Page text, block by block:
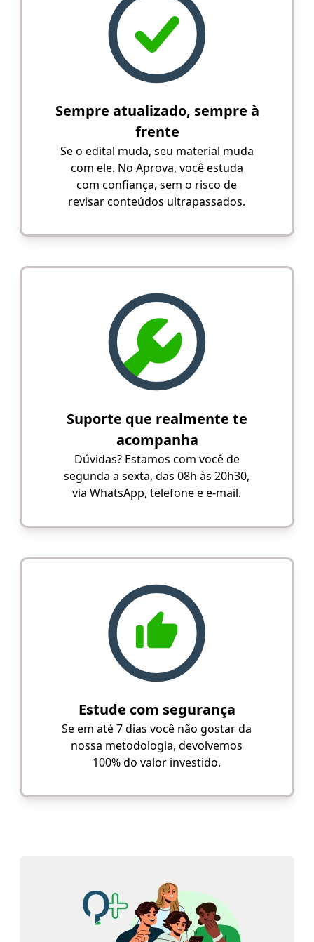
Sempre atualizado, sempre à
frente
Se o edital muda, seu material muda
com ele. No Aprova, você estuda
com confiança, sem o risco de
revisar conteúdos ultrapassados.
Suporte que realmente te
acompanha
Dúvidas? Estamos com você de
segunda a sexta, das 08h às 20h30,
via WhatsApp, telefone e e-mail.
Estude com segurança
Se em até 7 dias você não gostar da
nossa metodologia, devolvemos
100% do valor investido.